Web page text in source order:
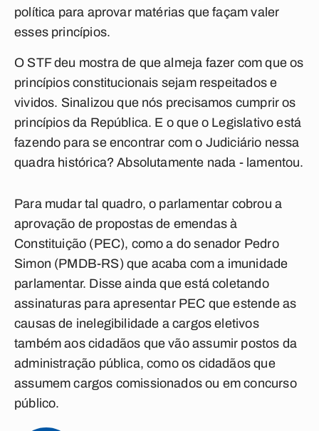
política para aprovar matérias que façam valer
esses princípios.
O STF deu mostra de que almeja fazer com que os
princípios constitucionais sejam respeitados e
vividos. Sinalizou que nós precisamos cumprir os
princípios da República. E o que o Legislativo está
fazendo para se encontrar com o Judiciário nessa
quadra histórica? Absolutamente nada - lamentou.
Para mudar tal quadro, o parlamentar cobrou a
aprovação de propostas de emendas à
Constituição (PEC), como a do senador Pedro
Simon (PMDB-RS) que acaba com a imunidade
parlamentar. Disse ainda que está coletando
assinaturas para apresentar PEC que estende as
causas de inelegibilidade a cargos eletivos
também aos cidadãos que vão assumir postos da
administração pública, como os cidadãos que
assumem cargos comissionados ou em concurso
público.